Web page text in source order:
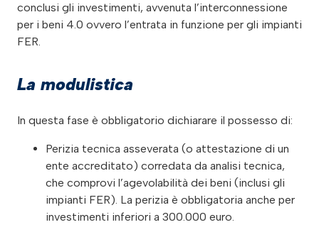
conclusi gli investimenti, avvenuta l’interconnessione
per i beni 4.0 ovvero l’entrata in funzione per gli impianti
FER.
La modulistica
In questa fase è obbligatorio dichiarare il possesso di:
Perizia tecnica asseverata (o attestazione di un
ente accreditato) corredata da analisi tecnica,
che comprovi l’agevolabilità dei beni (inclusi gli
impianti FER). La perizia è obbligatoria anche per
investimenti inferiori a 300.000 euro.